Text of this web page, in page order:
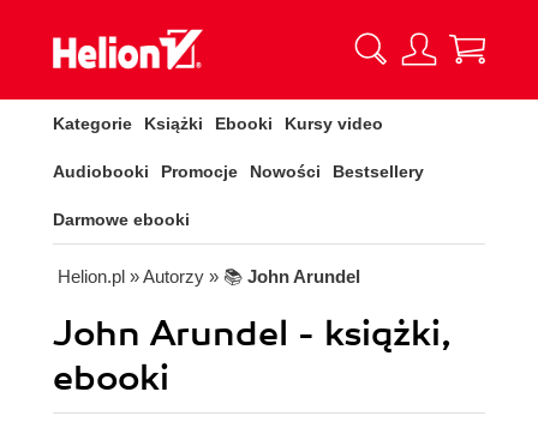
Kategorie Książki Ebooki Kursy video
Audiobooki Promocje Nowości Bestsellery
Darmowe ebooki
Helion.pl » Autorzy » 📚 John Arundel
John Arundel - książki,
ebooki